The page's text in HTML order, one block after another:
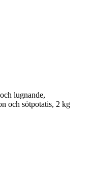
lugnande,
och sötpotatis, 2 kg